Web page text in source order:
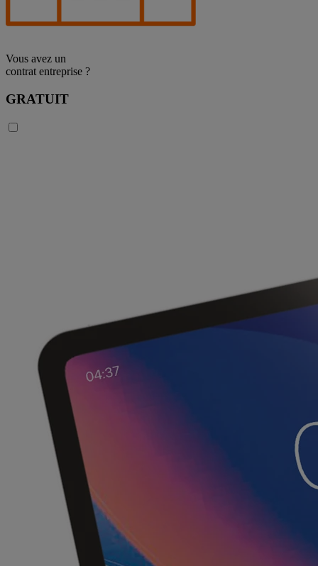
Vous avez un
contrat entreprise ?
GRATUIT